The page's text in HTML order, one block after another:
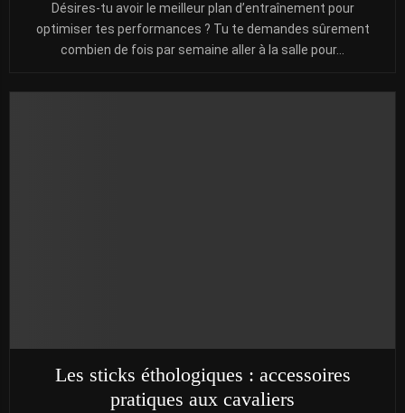
Désires-tu avoir le meilleur plan d’entraînement pour
optimiser tes performances ? Tu te demandes sûrement
combien de fois par semaine aller à la salle pour...
Les sticks éthologiques : accessoires
pratiques aux cavaliers